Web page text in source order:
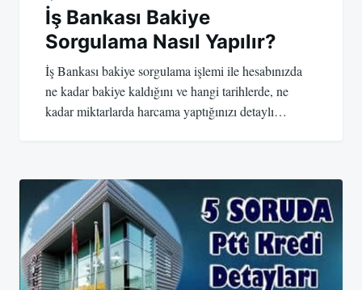
İş Bankası Bakiye
Sorgulama Nasıl Yapılır?
İş Bankası bakiye sorgulama işlemi ile hesabınızda
ne kadar bakiye kaldığını ve hangi tarihlerde, ne
kadar miktarlarda harcama yaptığınızı detaylı…